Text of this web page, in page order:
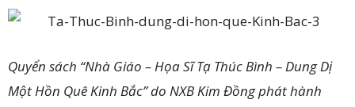
Quyển sách “Nhà Giáo –Họa SĩTạ Thúc Bình – Dung Dị
Một Hồn Quê Kinh Bắc” do NXB Kim Đồng phát hành